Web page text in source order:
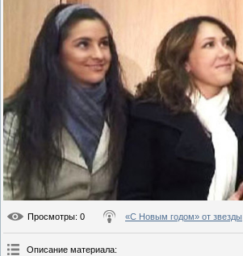
Просмотры: 0 «С Новым годом» от звезды
Описание материала: